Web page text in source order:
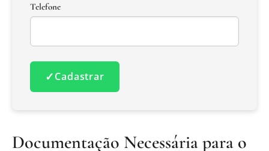
Telefone
✓Cadastrar
Documentação Necessária para o